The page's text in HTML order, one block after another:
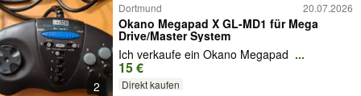
2
Dortmund 20.07.2026
Okano Megapad X GL-MD1 für Mega
Drive/Master System
Ich verkaufe ein Okano Megapad ...
15 €
Direkt kaufen